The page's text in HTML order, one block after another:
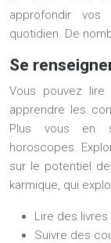
approfondir vos
quotidien. De
Se
Vous pouvez
apprendre les
Plus vous en
horoscopes.
sur le potentiel
karmique, qui
Lire des livres
Suivre des